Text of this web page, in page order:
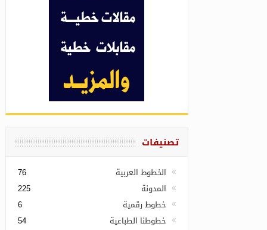
تصنيفات
الخطوط العربية 76
المدونة 225
خطوط رقمية 6
خطوطنا الطباعية 54